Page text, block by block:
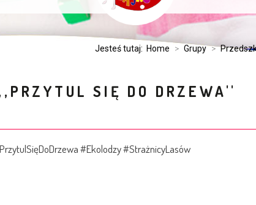
Jesteś tutaj: Home > Grupy >
SIĘ DO DRZEWA''
#Ekolodzy #StrażnicyLasów